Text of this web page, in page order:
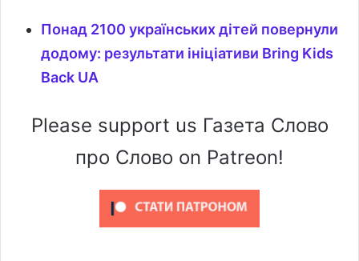
Понад 2100 українських дітей повернули
додому: результати ініціативи Bring Kids
Back UA
Please support us Газета Слово
про Слово on Patreon!